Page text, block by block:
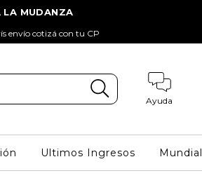
envío cotizá con tu CP
Ayuda
Ultimos Ingresos Mundial